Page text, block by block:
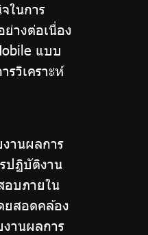
ในการ
างต่อเนื่อง
แบบ
วิเคราะห์
านผลการ
ปฏิบัติงาน
อบภายใน
ยสอดคล้อง
านผลการ